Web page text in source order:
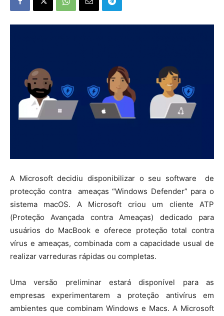
A Microsoft decidiu disponibilizar o seu software de
protecção contra ameaças “Windows Defender” para o
sistema macOS. A Microsoft criou um cliente ATP
(Proteção Avançada contra Ameaças) dedicado para
usuários do MacBook e oferece proteção total contra
vírus e ameaças, combinada com a capacidade usual de
realizar varreduras rápidas ou completas.
Uma versão preliminar estará disponível para as
empresas experimentarem a proteção antivírus em
ambientes que combinam Windows e Macs. A Microsoft